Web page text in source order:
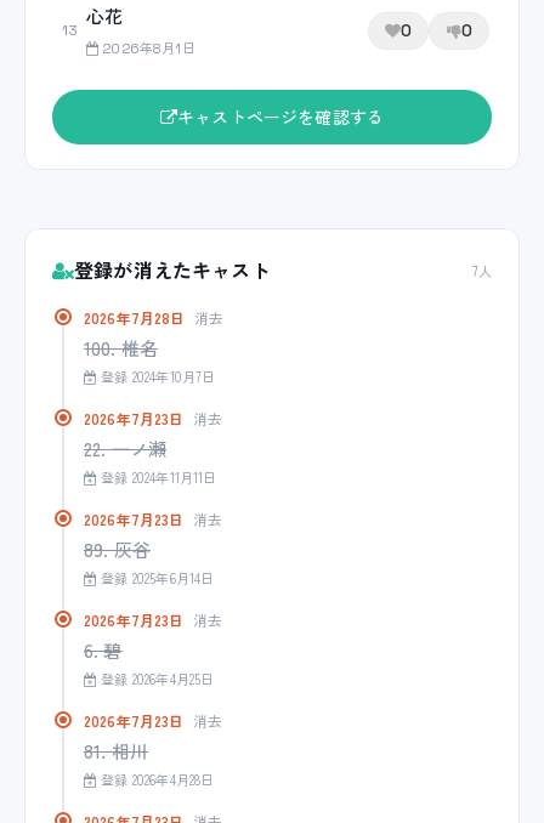
13
心花
2026年8月1日
0 0
キャストページを確認する
登録が消えたキャスト 7人
2026年7月28日 消去
100. 椎名
登録 2024年10月7日
2026年7月23日 消去
22. 一ノ瀬
登録 2024年11月11日
2026年7月23日 消去
89. 灰谷
登録 2025年6月14日
2026年7月23日 消去
6. 碧
登録 2026年4月25日
2026年7月23日 消去
81. 相川
登録 2026年4月28日